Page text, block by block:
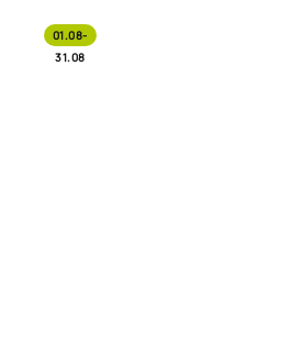
01.08-
31.08